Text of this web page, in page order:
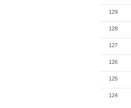
129
128
127
126
125
124